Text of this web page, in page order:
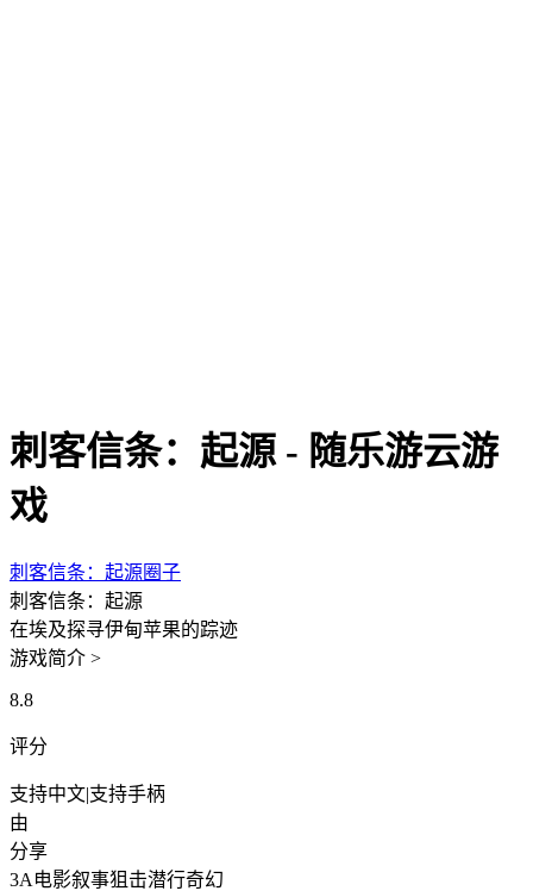
刺客信条：起源 - 随乐游云游
戏
刺客信条：起源圈子
刺客信条：起源
在埃及探寻伊甸苹果的踪迹
游戏简介 >
8.8
评分
支持中文|支持手柄
由
分享
3A 电影叙事狙击潜行奇幻